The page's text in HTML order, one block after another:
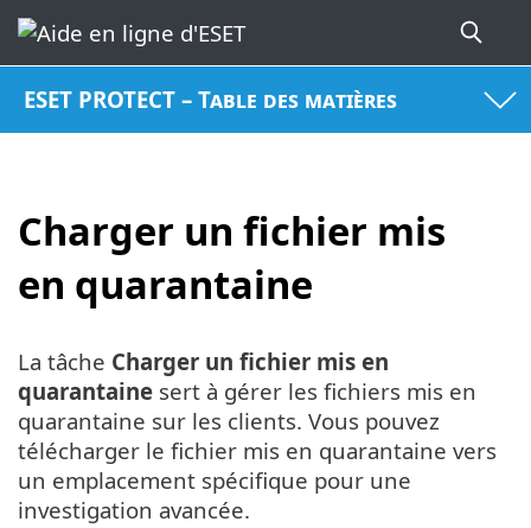
ESET PROTECT – Table des matières
Charger un fichier mis
en quarantaine
La tâche Charger un fichier mis en
quarantaine sert à gérer les fichiers mis en
quarantaine sur les clients. Vous pouvez
télécharger le fichier mis en quarantaine vers
un emplacement spécifique pour une
investigation avancée.